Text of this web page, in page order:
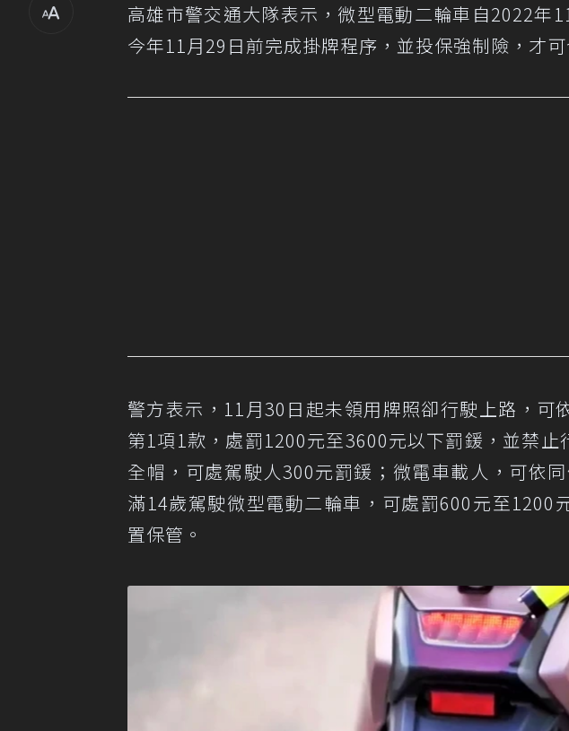
高雄市警交通大隊表示，微型電動二輪車自2022年
今年11月29日前完成掛牌程序，並投保強制險，才
警方表示，11月30日起未領用牌照卻行駛上路，可
第1項1款，處罰1200元至3600元以下罰鍰，並禁
全帽，可處駕駛人300元罰鍰；微電車載人，可依
滿14歲駕駛微型電動二輪車，可處罰600元至1200
置保管。